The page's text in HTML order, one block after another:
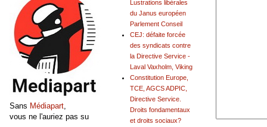
Lustrations libérales
du Janus européen
Parlement Conseil
CEJ: défaite forcée
des syndicats contre
la Directive Service -
Laval Vaxholm, Viking
Constitution Europe,
TCE, AGCS ADPIC,
Directive Service.
Droits fondamentaux
et droits sociaux?
Sans Médiapart,
vous ne l'auriez pas su